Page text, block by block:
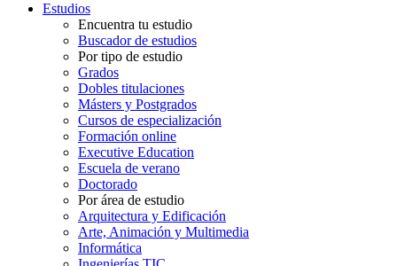
Estudios
Encuentra tu estudio
Buscador de estudios
Por tipo de estudio
Grados
Dobles titulaciones
Másters y Postgrados
Cursos de especialización
Formación online
Executive Education
Escuela de verano
Doctorado
Por área de estudio
Arquitectura y Edificación
Arte, Animación y Multimedia
Informática